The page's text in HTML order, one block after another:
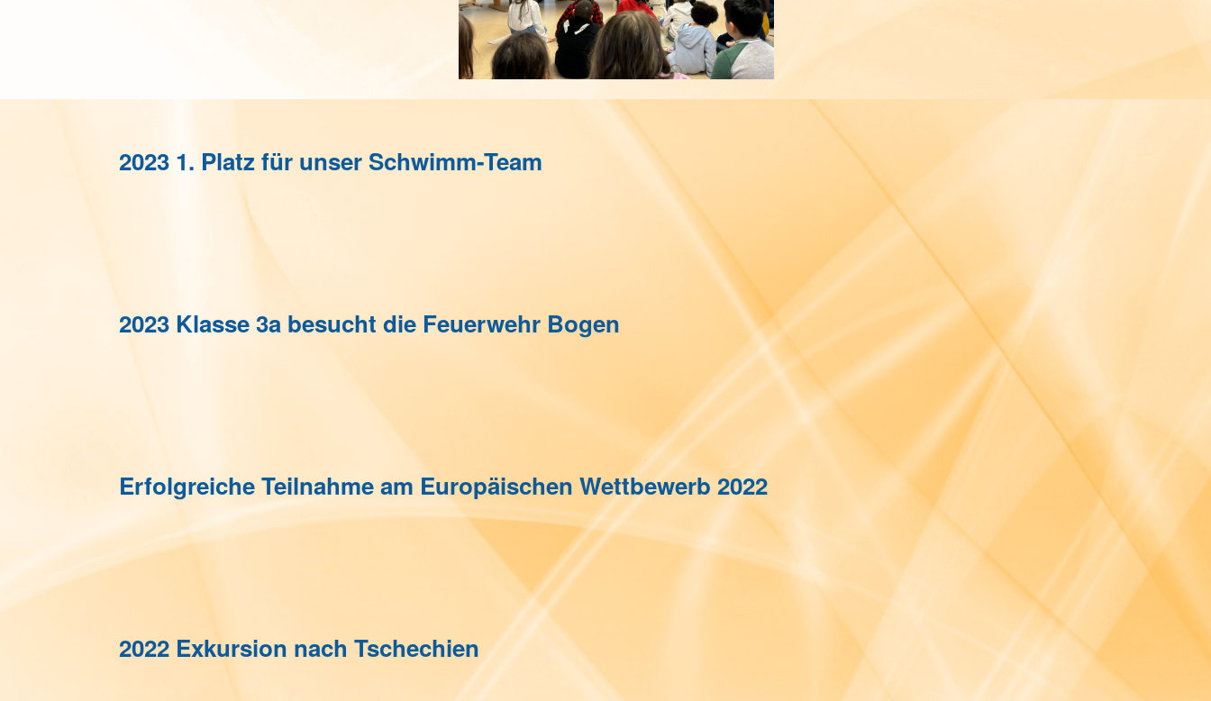
2023 1. Platz für unser Schwimm-Team
2023 Klasse 3a besucht die Feuerwehr Bogen
Erfolgreiche Teilnahme am Europäischen Wettbewerb 2022
2022 Exkursion nach Tschechien